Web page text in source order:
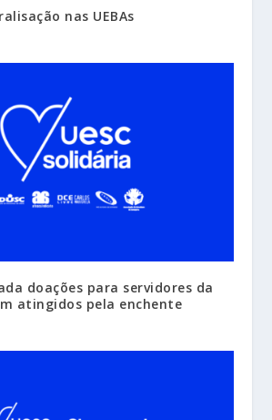
nas UEBAs
doações para servidores da
atingidos pela enchente